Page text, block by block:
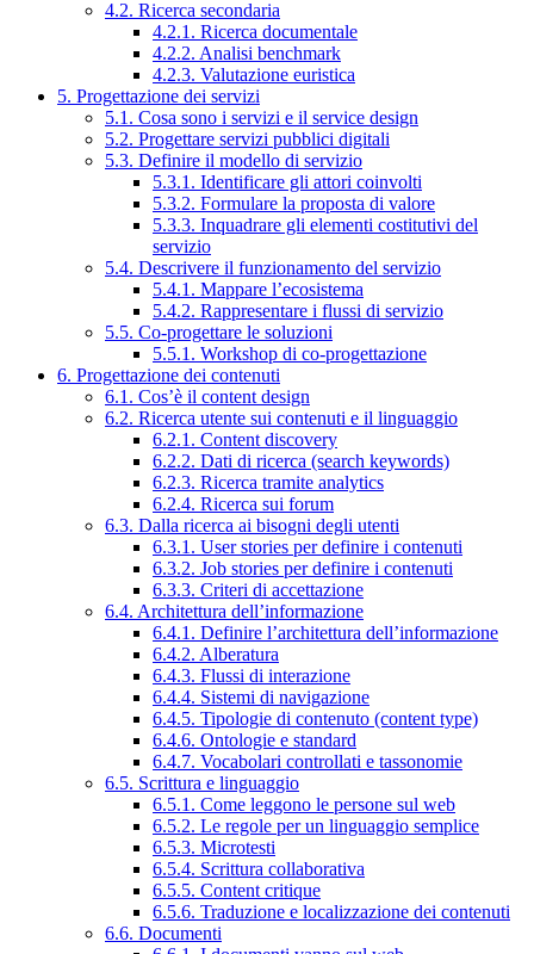
4.2. Ricerca secondaria
4.2.1. Ricerca documentale
4.2.2. Analisi benchmark
4.2.3. Valutazione euristica
5. Progettazione dei servizi
5.1. Cosa sono i servizi e il service design
5.2. Progettare servizi pubblici digitali
5.3. Definire il modello di servizio
5.3.1. Identificare gli attori coinvolti
5.3.2. Formulare la proposta di valore
5.3.3. Inquadrare gli elementi costitutivi del
servizio
5.4. Descrivere il funzionamento del servizio
5.4.1. Mappare l’ecosistema
5.4.2. Rappresentare i flussi di servizio
5.5. Co-progettare le soluzioni
5.5.1. Workshop di co-progettazione
6. Progettazione dei contenuti
6.1. Cos’è il content design
6.2. Ricerca utente sui contenuti e il linguaggio
6.2.1. Content discovery
6.2.2. Dati di ricerca (search keywords)
6.2.3. Ricerca tramite analytics
6.2.4. Ricerca sui forum
6.3. Dalla ricerca ai bisogni degli utenti
6.3.1. User stories per definire i contenuti
6.3.2. Job stories per definire i contenuti
6.3.3. Criteri di accettazione
6.4. Architettura dell’informazione
6.4.1. Definire l’architettura dell’informazione
6.4.2. Alberatura
6.4.3. Flussi di interazione
6.4.4. Sistemi di navigazione
6.4.5. Tipologie di contenuto (content type)
6.4.6. Ontologie e standard
6.4.7. Vocabolari controllati e tassonomie
6.5. Scrittura e linguaggio
6.5.1. Come leggono le persone sul web
6.5.2. Le regole per un linguaggio semplice
6.5.3. Microtesti
6.5.4. Scrittura collaborativa
6.5.5. Content critique
6.5.6. Traduzione e localizzazione dei contenuti
6.6. Documenti